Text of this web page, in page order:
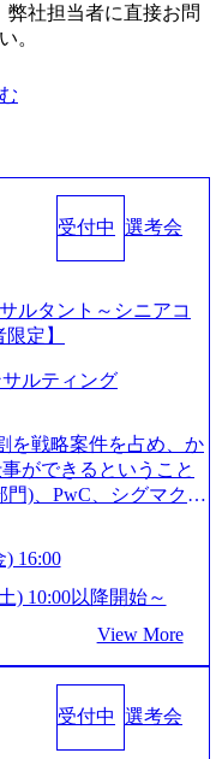
弊社担当者に直接お問
。
受付中 選考会
ルタント～シニアコ
定】
ルティング
を戦略案件を占め、か
ができるということ
)、PwC、シグマクシ
ばす新興ファーム。
プロダクト、地方創
福岡や北海道在中者
アな業界は広げてい
にはない制度 ワンプ
られておりますので、
能性がございます ※
) 16:00
) 10:00以降開始～
View More
受付中 選考会